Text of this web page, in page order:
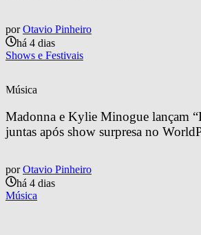
por Otavio Pinheiro
há 4 dias
Shows e Festivais
Música
Madonna e Kylie Minogue lançam
juntas após show surpresa no
por Otavio Pinheiro
há 4 dias
Música